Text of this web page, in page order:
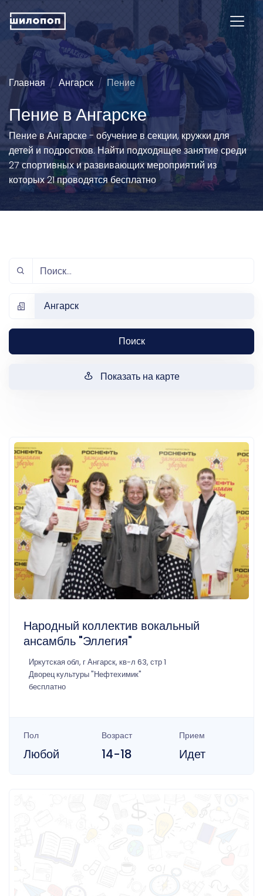
Главная Ангарск Пение
Пение в Ангарске
Пение в Ангарске - обучение в секции, кружки для
детей и подростков. Найти подходящее занятие среди
27 спортивных и развивающих мероприятий из
которых 21 проводятся бесплатно
Ангарск
Поиск
Показать на карте
Народный коллектив вокальный
ансамбль "Эллегия"
Иркутская обл, г Ангарск, кв-л 63, стр 1
Дворец культуры "Нефтехимик"
бесплатно
Пол
Любой
Возраст
14-18
Прием
Идет